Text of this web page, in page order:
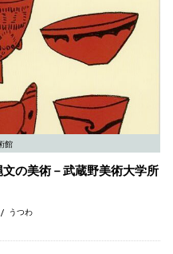
館
文の美術－武蔵野美術大学所
うつわ